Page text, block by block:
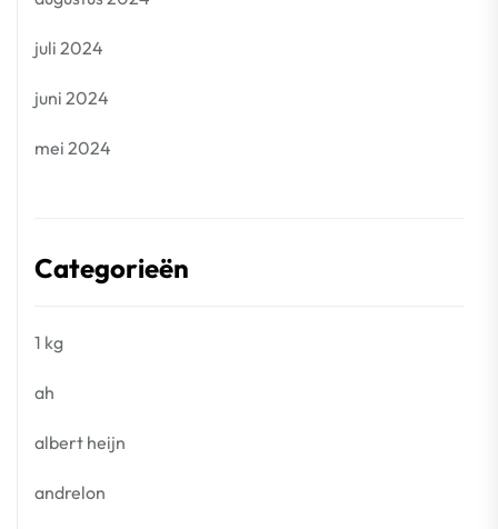
juli 2024
juni 2024
mei 2024
Categorieën
1 kg
ah
albert heijn
andrelon